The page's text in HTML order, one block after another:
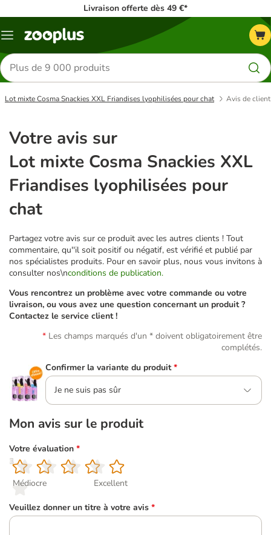
Livraison offerte dès 49 €*
Menu
Rechercher
des
produits
Lot mixte Cosma Snackies XXL Friandises lyophilisées pour chat Avis de client
Votre avis sur
Lot mixte Cosma Snackies XXL
Friandises lyophilisées pour
chat
Partagez votre avis sur ce produit avec les autres clients ! Tout
commentaire, qu''il soit positif ou négatif, est vérifié et publié par
nos spécialistes produits. Pour en savoir plus, nous vous invitons à
consulter nos\nconditions de publication.
Vous rencontrez un problème avec votre commande ou votre
livraison, ou vous avez une question concernant un produit ?
Contactez le service client !
Les champs marqués d'un * doivent obligatoirement être
complétés.
Confirmer la variante du produit *
Je ne suis pas sûr
Mon avis sur le produit
Votre évaluation *
1
Médiocre
2
3
4
5
Excellent
Veuillez donner un titre à votre avis *